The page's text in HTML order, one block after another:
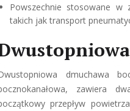
Powszechnie stosowane w
takich jak transport
dmuchawa
zawiera
przepływ